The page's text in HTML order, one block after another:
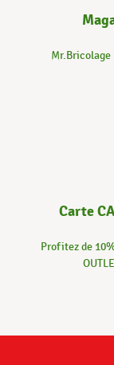
Mr.Bricolage
Carte
Profitez de